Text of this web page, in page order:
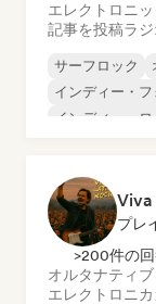
エレクトロニ
記事を投稿ラ
サーフロック
インディー・フ
インディー・ロ
Viva
プレ
>200件の
オルタナティ
エレクトロニカ